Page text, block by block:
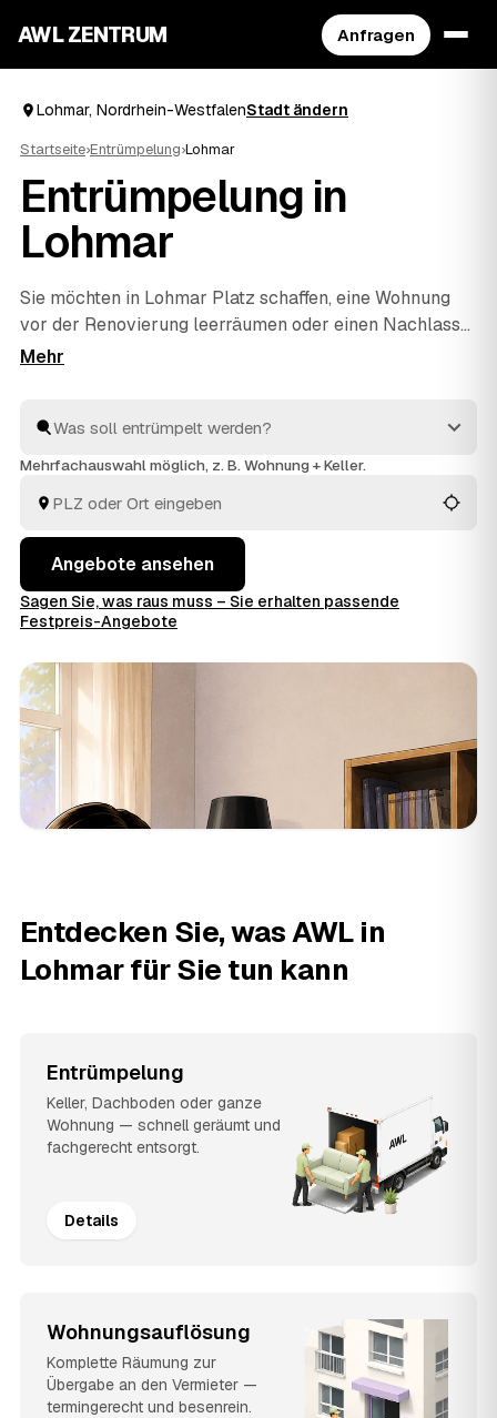
AWL ZENTRUM Anfragen
Lohmar, Nordrhein-WestfalenStadt ändern
Startseite›Entrümpelung›Lohmar
Entrümpelung in
Lohmar
Sie möchten in Lohmar Platz schaffen, eine Wohnung
vor der Renovierung leerräumen oder einen Nachlass
auflösen? Beschreiben Sie Ihren Auftrag bei AWL
Vom einzelnen Raum bis zur kompletten
Haushaltsauflösungwird alles fachgerecht ausgeräumt
Blick.
Mehrfachauswahl möglich, z. B. Wohnung + Keller.
Angebote ansehen
Sagen Sie, was raus muss – Sie erhalten passende
Festpreis-Angebote
Entdecken Sie, was AWL in
Lohmar für Sie tun kann
Entrümpelung
Keller, Dachboden oder ganze
Wohnung — schnell geräumt und
fachgerecht entsorgt.
Details
Wohnungsauflösung
Komplette Räumung zur
Übergabe an den Vermieter —
termingerecht und besenrein.